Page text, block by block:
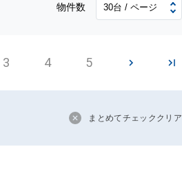
物件数
3 4 5
まとめてチェッククリア